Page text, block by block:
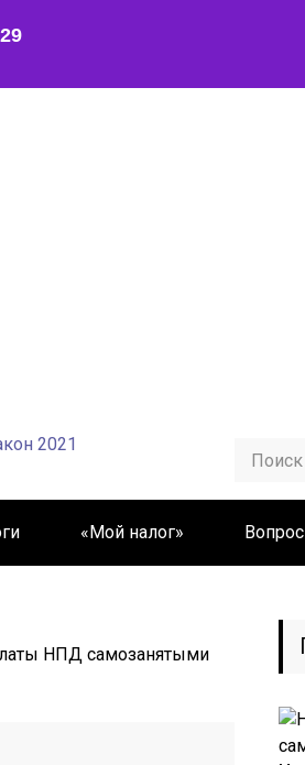
«Мой налог»
доход
НПД самозанятыми